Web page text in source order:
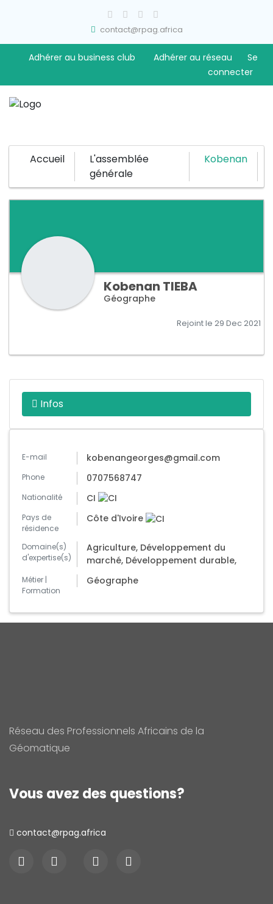
contact@rpag.africa
Adhérer au business club Adhérer au réseau
Se
connecter
Accueil
L'assemblée
générale
Kobenan
Kobenan TIEBA
Géographe
Rejoint le 29 Dec 2021
Infos
E-mail kobenangeorges@gmail.com
Phone 0707568747
Nationalité CI
Pays de
résidence
Côte d'Ivoire
Domaine(s)
d'expertise(s)
Agriculture, Développement du
marché, Développement durable,
Métier |
Formation
Géographe
Réseau des Professionnels Africains de la
Géomatique
Vous avez des questions?
contact@rpag.africa